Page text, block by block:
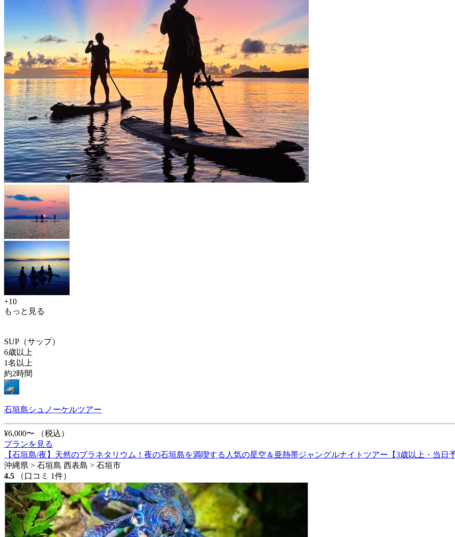
+10
もっと見る
SUP（サップ）
6歳以上
1名以上
約2時間
石垣島シュノーケルツアー
¥6,000〜
（税込）
プランを見る
【石垣島/夜】天然のプラネタリウム！夜の石垣島を満喫する人気の星空＆亜熱帯ジャングルナイトツアー【3歳以上・当日
沖縄県 > 石垣島 西表島 > 石垣市
4.5
（口コミ 1件）